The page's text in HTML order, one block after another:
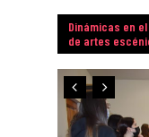
Dinámicas en
de artes